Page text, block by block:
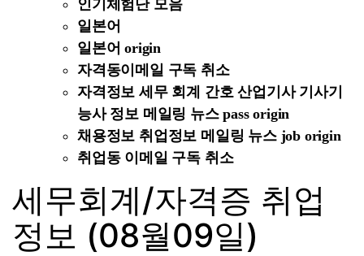
인기체험단 모음
일본어
일본어 origin
자격동이메일 구독 취소
자격정보 세무 회계 간호 산업기사 기사기
능사 정보 메일링 뉴스 pass origin
채용정보 취업정보 메일링 뉴스 job origin
취업동 이메일 구독 취소
세무회계/자격증 취업
정보 (08월09일)